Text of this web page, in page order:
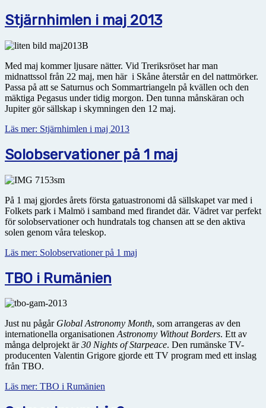
Stjärnhimlen i maj 2013
Med maj kommer ljusare nätter. Vid Treriksröset har man
midnattssol från 22 maj, men här i Skåne återstår en del nattmörker.
Passa på att se Saturnus och Sommartriangeln på kvällen och den
mäktiga Pegasus under tidig morgon. Den tunna månskäran och
Jupiter gör sällskap i skymningen den 12 maj.
Läs mer: Stjärnhimlen i maj 2013
Solobservationer på 1 maj
På 1 maj gjordes årets första gatuastronomi då sällskapet var med i
Folkets park i Malmö i samband med firandet där. Vädret var perfekt
för solobservationer och hundratals tog chansen att se den aktiva
solen genom våra teleskop.
Läs mer: Solobservationer på 1 maj
TBO i Rumänien
Just nu pågår Global Astronomy Month, som arrangeras av den
internationella organisationenAstronomy Without Borders. Ett av
många delprojekt är30 Nights of Starpeace. Den rumänske TV-
producenten Valentin Grigore gjorde ett TV program med ett inslag
från TBO.
Läs mer: TBO i Rumänien